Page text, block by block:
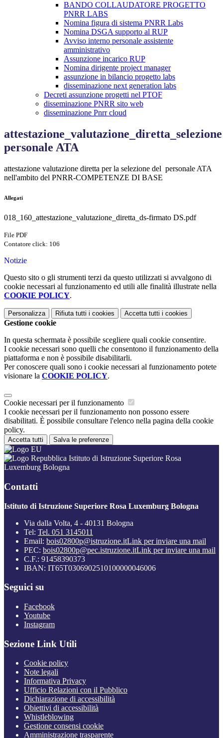
BANDO COLLAUDATORE PROGETTO
PNRR LABS
Nomina figura di sistema PNRR Labs
Nomina DSGA supporto al RUP
Avviso interno personale assistente
amministrativo
Assunzione incarico RUP
Nomina dirigente project manager
assunzione in bilancio progetto labs
disseminazione next generation labs
Decreti assunzione progetti nel PTOF
disseminazione PNRR sito web
disseminazione Pnrr cloud
attestazione_valutazione_diretta_selezione
personale ATA
attestazione valutazione diretta per la selezione del personale ATA
nell'ambito del PNRR-COMPETENZE DI BASE
Allegati
018_160_attestazione_valutazione_diretta_ds-firmato DS.pdf
File PDF
Contatore click: 106
Notizie
Questo sito o gli strumenti terzi da questo utilizzati si avvalgono di
cookie necessari al funzionamento ed utili alle finalità illustrate nella
COOKIE POLICY.
Personalizza Rifiuta tutti i cookies Accetta tutti i cookies
Gestione cookie
In questa schermata è possibile scegliere quali cookie consentire.
I cookie necessari sono quelli che consentono il funzionamento della
piattaforma e non è possibile disabilitarli.
Per conoscere quali sono i cookie necessari al funzionamento potete
visionare la COOKIE POLICY.
Cookie necessari per il funzionamento
I cookie necessari per il funzionamento non possono essere
disabilitati. È possibile consultare l'elenco nella pagina della cookie
policy.
Accetta tutti Salva le preferenze
Istituto di Istruzione Superiore Rosa
Luxemburg Bologna
Contatti
Istituto di Istruzione Superiore Rosa Luxemburg Bologna
Via dalla Volta, 4 - 40131 Bologna
Tel: Tel. 051 3145011
Email: bois02800p@istruzione.itLink per inviare una mail
PEC: bois02800p@pec.istruzione.itLink per inviare una mail
C.F.: 91458390373
IBAN: IT65T0306902510100000046006
Seguici su
Facebook
Youtube
Instagram
Sezione Link Utili
Cookie policy
Note legali
Informativa Privacy
Ufficio Relazioni con il Pubblico
Dichiarazione di accessibilità
Obiettivi di accessibilità
Whistleblowing
Gestione consensi cookie
Amministrazione trasparente